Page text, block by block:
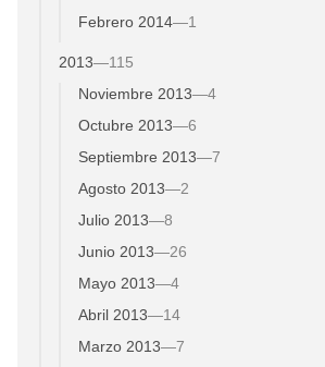
Febrero 2014—1
2013—115
Noviembre 2013—4
Octubre 2013—6
Septiembre 2013—7
Agosto 2013—2
Julio 2013—8
Junio 2013—26
Mayo 2013—4
Abril 2013—14
Marzo 2013—7